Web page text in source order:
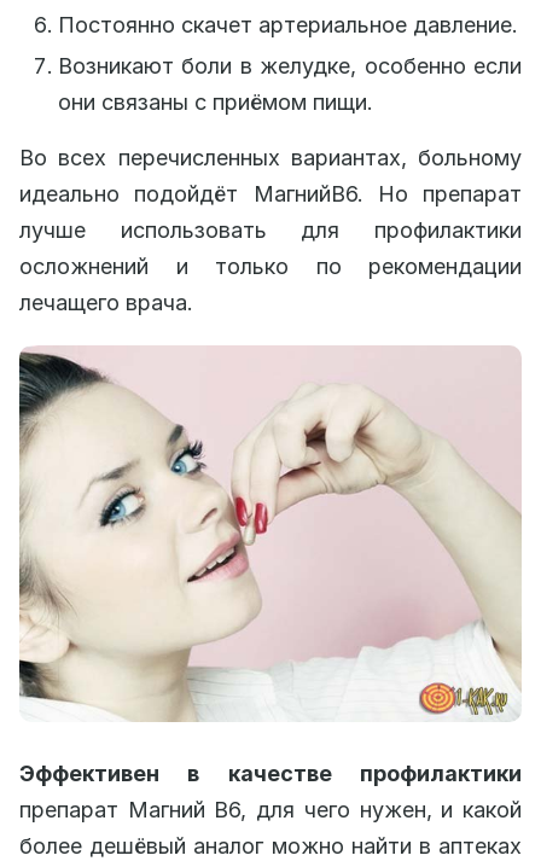
Постоянно скачет артериальное давление.
Возникают боли в желудке, особенно если
они связаны с приёмом пищи.
Во всех перечисленных вариантах, больному
идеально подойдёт МагнийB6. Но препарат
лучше использовать для профилактики
осложнений и только по рекомендации
лечащего врача.
Эффективен в качестве профилактики
препарат Магний B6, для чего нужен, и какой
более дешёвый аналог можно найти в аптеках